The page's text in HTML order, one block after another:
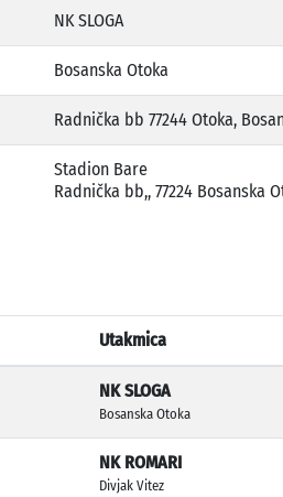
NK SLOGA
Bosanska Otoka
Radnička bb 77244 Otoka,
Stadion Bare
Radnička bb,, 77224 Bosanska
Utakmica
NK SLOGA
Bosanska Otoka
NK ROMARI
Divjak Vitez